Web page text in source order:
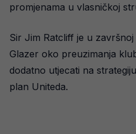
promjenama u vlasničkoj
Sir Jim Ratcliff je u
Glazer oko preuzimanja
dodatno utjecati na
plan Uniteda.